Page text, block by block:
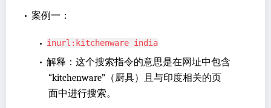
• 案例一：
• inurl:kitchenware india
• 解释：这个搜索指令的意思是在网址中包含
“kitchenware”（厨具）且与印度相关的页
面中进行搜索。